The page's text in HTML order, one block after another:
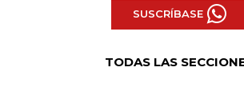
SUSCRÍBASE
TODAS LAS